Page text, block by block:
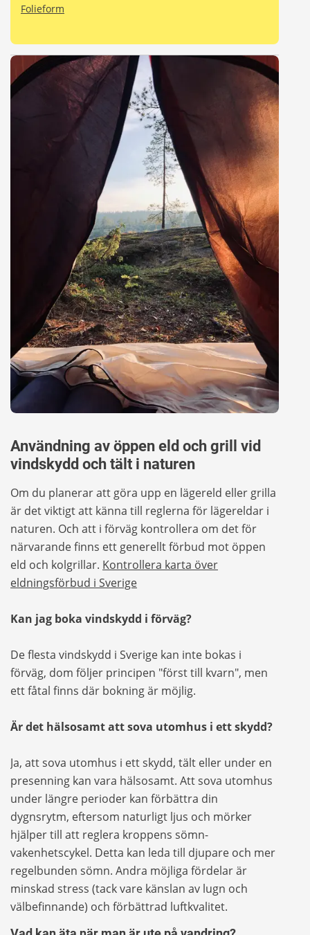
Folieform
Användning av öppen eld och grill vid
vindskydd och tält i naturen
Om du planerar att göra upp en lägereld eller grilla
är det viktigt att känna till reglerna för lägereldar i
naturen. Och att i förväg kontrollera om det för
närvarande finns ett generellt förbud mot öppen
eld och kolgrillar. Kontrollera karta över
eldningsförbud i Sverige
Kan jag boka vindskydd i förväg?
De flesta vindskydd i Sverige kan inte bokas i
förväg, dom följer principen "först till kvarn", men
ett fåtal finns där bokning är möjlig.
Är det hälsosamt att sova utomhus i ett skydd?
Ja, att sova utomhus i ett skydd, tält eller under en
presenning kan vara hälsosamt. Att sova utomhus
under längre perioder kan förbättra din
dygnsrytm, eftersom naturligt ljus och mörker
hjälper till att reglera kroppens sömn-
vakenhetscykel. Detta kan leda till djupare och mer
regelbunden sömn. Andra möjliga fördelar är
minskad stress (tack vare känslan av lugn och
välbefinnande) och förbättrad luftkvalitet.